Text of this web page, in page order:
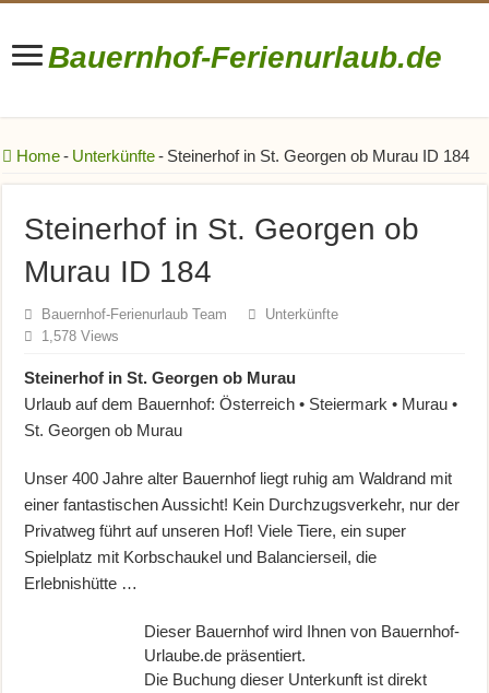
Bauernhof-Ferienurlaub.de
Home- Unterkünfte- Steinerhof in St. Georgen ob Murau ID 184
Steinerhof in St. Georgen ob
Murau ID 184
Bauernhof-Ferienurlaub Team
Unterkünfte
1,578 Views
Steinerhof in St. Georgen ob Murau
Urlaub auf dem Bauernhof: Österreich • Steiermark • Murau •
St. Georgen ob Murau
Unser 400 Jahre alter Bauernhof liegt ruhig am Waldrand mit
einer fantastischen Aussicht! Kein Durchzugsverkehr, nur der
Privatweg führt auf unseren Hof! Viele Tiere, ein super
Spielplatz mit Korbschaukel und Balancierseil, die
Erlebnishütte …
Dieser Bauernhof wird Ihnen von Bauernhof-
Urlaube.de präsentiert.
Die Buchung dieser Unterkunft ist direkt